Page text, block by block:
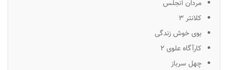
مردان آنجلس
کلانتر ۳
بوی خوش زندگی
کارآگاه علوی ۲
چهل سرباز